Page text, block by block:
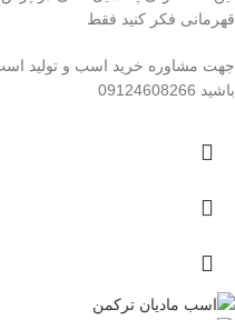
قهرمانی فکر کنید فقط
جهت مشاوره خرید اسب و تولید
باشید 09124608266